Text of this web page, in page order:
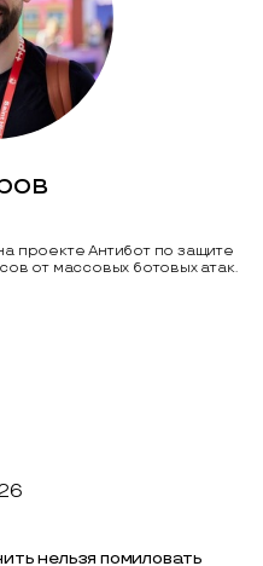
проекте Антибот по защите
от массовых ботовых атак.
нельзя помиловать